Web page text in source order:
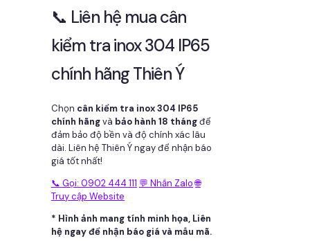
📞 Liên hệ mua cân
kiểm tra inox 304 IP65
chính hãng Thiên Ý
Chọn cân kiểm tra inox 304 IP65
chính hãngvà bảo hành 18 thángđể
đảm bảo độ bền và độ chính xác lâu
dài. Liên hệ Thiên Ý ngay để nhận báo
giá tốt nhất!
📞 Gọi: 0902 444 111 💬 Nhắn Zalo 🌐
Truy cập Website
* Hình ảnh mang tính minh họa, Liên
hệ ngay để nhận báo giá và mẫu mã.